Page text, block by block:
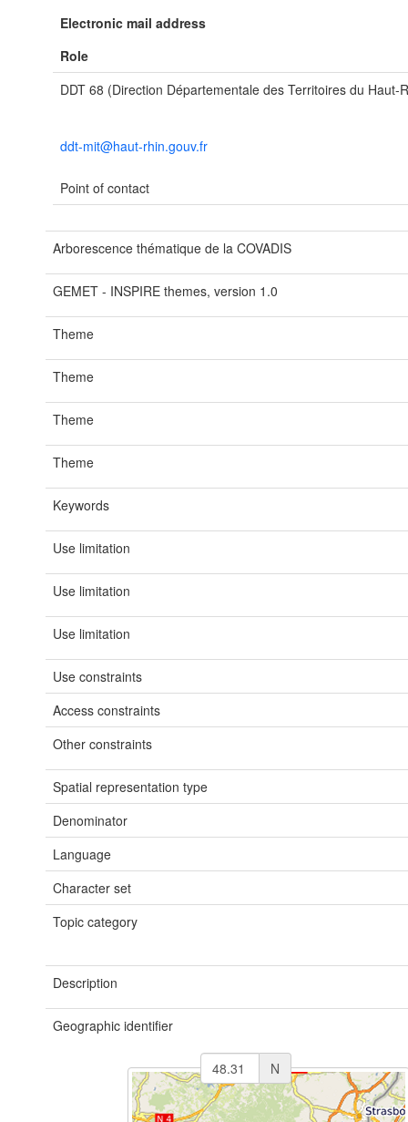
Electronic mail address
Role
DDT 68 (Direction Départementale des Territoires du Haut-
ddt-mit@haut-rhin.gouv.fr
Point of contact
Arborescence thématique de la COVADIS
GEMET - INSPIRE themes, version 1.0
Theme
Theme
Theme
Theme
Keywords
Use limitation
Use limitation
Use limitation
Use constraints
Access constraints
Other constraints
Spatial representation type
Denominator
Language
Character set
Topic category
Description
Geographic identifier
N